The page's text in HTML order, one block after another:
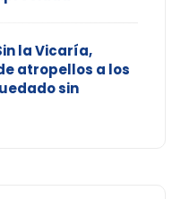
la Vicaría,
atropellos a los
sin